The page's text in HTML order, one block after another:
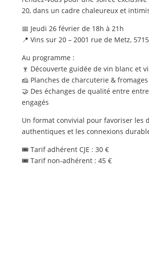
20, dans un cadre chaleureux et
📅 Jeudi 26 février de 18h à 21h
📍 Vins sur 20 – 2001 rue de Metz,
Au programme :
🍷 Découverte guidée de vin blanc et
🧀 Planches de charcuterie &
🤝 Des échanges de qualité entre
engagés
Un format convivial pour favoriser les
authentiques et les connexions
🎟 Tarif adhérent CJE : 30 €
🎟 Tarif non-adhérent : 45 €